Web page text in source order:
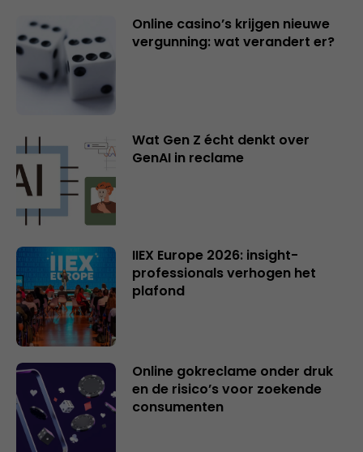
Online casino’s krijgen nieuwe
vergunning: wat verandert er?
Wat Gen Z écht denkt over
GenAI in reclame
IIEX Europe 2026: insight-
professionals verhogen het
plafond
Online gokreclame onder druk
en de risico’s voor zoekende
consumenten